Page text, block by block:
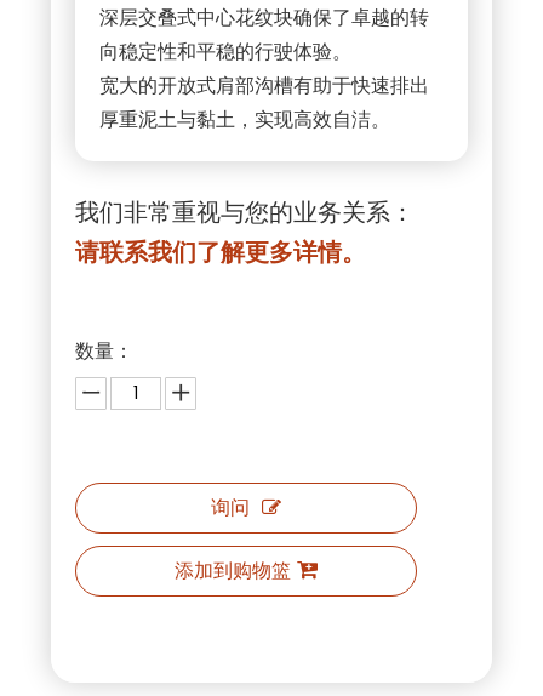
深层交叠式中心花纹块确保了卓越的转
向稳定性和平稳的行驶体验。
宽大的开放式肩部沟槽有助于快速排出
厚重泥土与黏土，实现高效自洁。
我们非常重视与您的业务关系：
请联系我们了解更多详情。
数量：
询问
添加到购物篮